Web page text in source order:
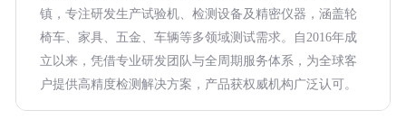
镇，专注研发生产试验机、检测设备及精密仪器，涵盖轮
椅车、家具、五金、车辆等多领域测试需求。自2016年成
立以来，凭借专业研发团队与全周期服务体系，为全球客
户提供高精度检测解决方案，产品获权威机构广泛认可。